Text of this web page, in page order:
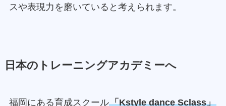
スや表現力を磨いていると考えられます。
日本のトレーニングアカデミーへ
福岡にある育成スクール「Kstyle dance Sclass」